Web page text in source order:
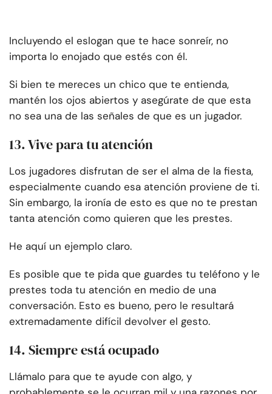
Incluyendo el eslogan que te hace sonreír, no
importa lo enojado que estés con él.
Si bien te mereces un chico que te entienda,
mantén los ojos abiertos y asegúrate de que esta
no sea una de las señales de que es un jugador.
13. Vive para tu atención
Los jugadores disfrutan de ser el alma de la fiesta,
especialmente cuando esa atención proviene de ti.
Sin embargo, la ironía de esto es que no te prestan
tanta atención como quieren que les prestes.
He aquí un ejemplo claro.
Es posible que te pida que guardes tu teléfono y le
prestes toda tu atención en medio de una
conversación. Esto es bueno, pero le resultará
extremadamente difícil devolver el gesto.
14. Siempre está ocupado
Llámalo para que te ayude con algo, y